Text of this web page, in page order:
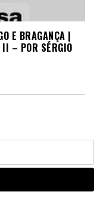
E BRAGANÇA |
II – POR SÉRGIO